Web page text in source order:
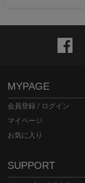
MYPAGE
会員登録 / ログイン
マイページ
お気に入り
SUPPORT